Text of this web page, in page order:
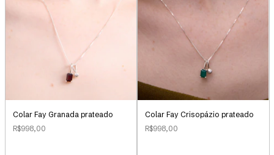
Colar Fay Granada prateado
R$998,00
Colar Fay Crisopázio prateado
R$998,00